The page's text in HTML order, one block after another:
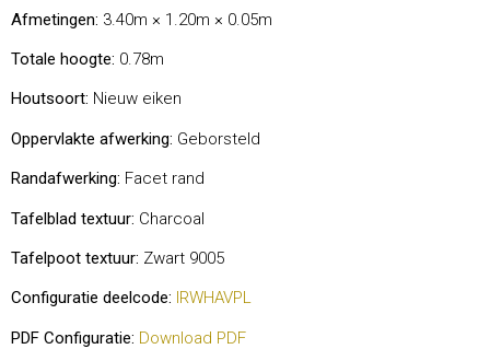
Afmetingen: 3.40m × 1.20m × 0.05m
Totale hoogte: 0.78m
Houtsoort: Nieuw eiken
Oppervlakte afwerking: Geborsteld
Randafwerking: Facet rand
Tafelblad textuur: Charcoal
Tafelpoot textuur: Zwart 9005
Configuratie deelcode: IRWHAVPL
PDF Configuratie: Download PDF